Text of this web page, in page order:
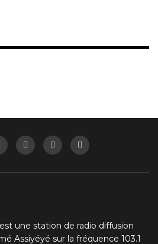
une station de radio diffusion
Assiyéyé sur la fréquence 103.1